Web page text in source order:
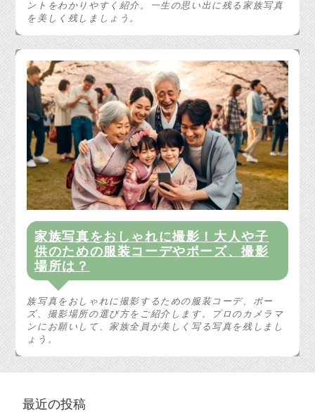
ントをわかりやすく紹介。一生の思い出に残る家族写真
を美しく残しましょう。
家族写真をおしゃれに撮影！大人や子
供のための服装コーデやポーズ、撮影
場所は？
族写真をおしゃれに撮影するための服装コーデ、ポー
ズ、撮影場所の選び方をご紹介します。プロのカメラマ
ンにお願いして、家族全員が美しく写る写真を残しまし
ょう。
最近の投稿